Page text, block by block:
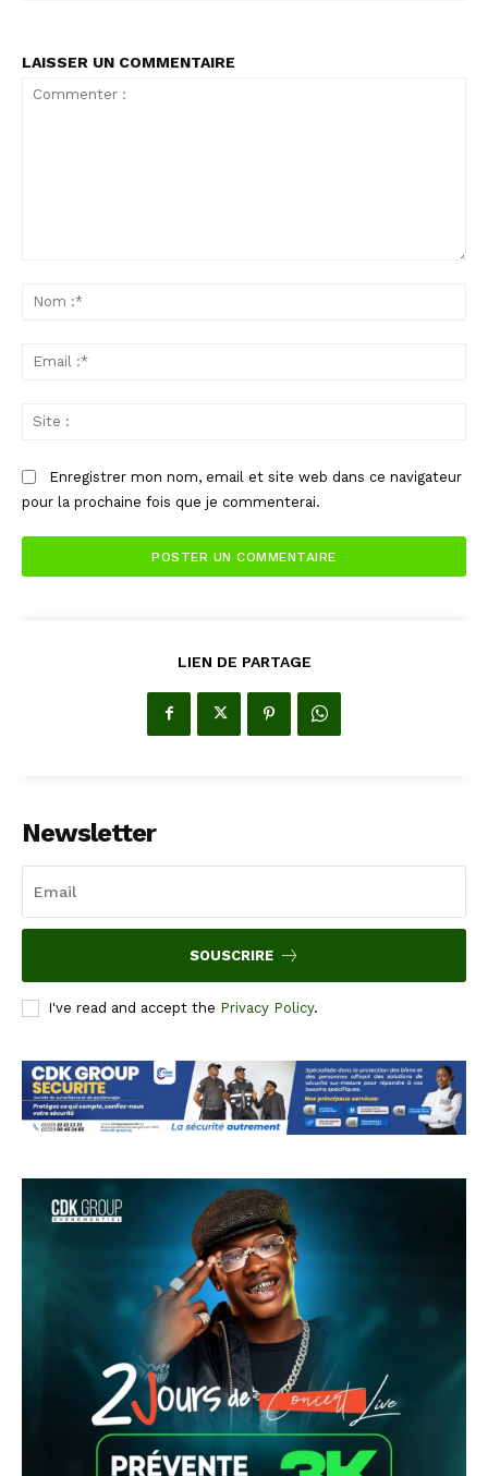
LAISSER UN COMMENTAIRE
Enregistrer mon nom, email et site web dans ce navigateur
pour la prochaine fois que je commenterai.
LIEN DE PARTAGE
Newsletter
SOUSCRIRE
I've read and accept the Privacy Policy.